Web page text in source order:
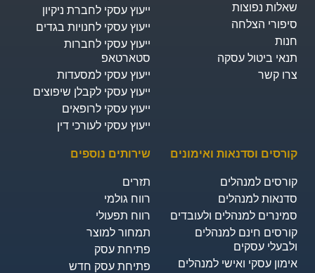
שאלות נפוצות
סיפורי הצלחה
חנות
תנאי ביטול עסקה
צרו קשר
ייעוץ עסקי לחברת ניקיון
ייעוץ עסקי לחנויות בגדים
ייעוץ עסקי לחברות
סטארטאפ
ייעוץ עסקי למסעדות
ייעוץ עסקי לקבלן שיפוצים
ייעוץ עסקי לרופאים
ייעוץ עסקי לעורכי דין
קורסים וסדנאות ואימונים
קורסים למנהלים
סדנאות למנהלים
סמינרים למנהלים ולעובדים
קורסים חינם למנהלים
ולבעלי עסקים
אימון עסקי ואישי למנהלים
שירותים נוספים
תזרים
רווח גולמי
רווח תפעולי
תמחור למוצר
פתיחת עסק
פתיחת עסק חדש